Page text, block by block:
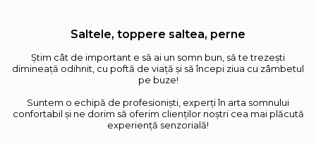
Saltele, toppere saltea, perne
Știm cât de important e să ai un somn bun, să te trezești
dimineață odihnit, cu poftă de viață și să începi ziua cu zâmbetul
pe buze!
Suntem o echipă de profesioniști, experți în arta somnului
confortabil și ne dorim să oferim clienților noștri cea mai plăcută
experiență senzorială!